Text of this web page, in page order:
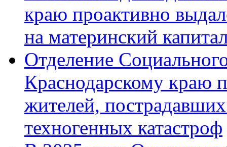
краю проактивно
на материнский
Отделение
Краснодарскому краю
жителей,
техногенных катастроф